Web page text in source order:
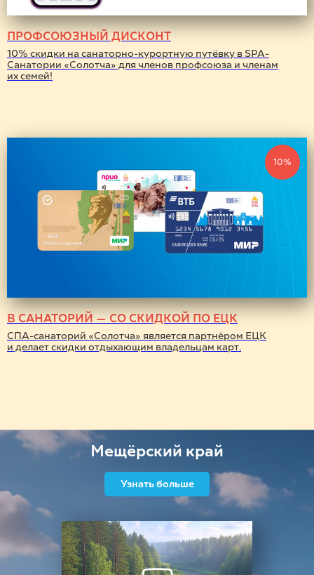
ПРОФСОЮЗНЫЙ ДИСКОНТ
10% скидки на санаторно-курортную путёвку в SPA-
Санатории «Солотча» для членов профсоюза и членам
их семей!
10%
В САНАТОРИЙ — СО СКИДКОЙ ПО ЕЦК
СПА-санаторий «Солотча» является партнёром ЕЦК
и делает скидки отдыхающим владельцам карт.
Мещёрский край
Узнать больше